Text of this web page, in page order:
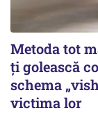
Metoda tot
ți golească
schema
victima lor